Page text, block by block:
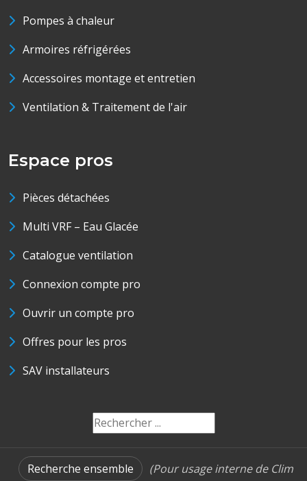
Pompes à chaleur
Armoires réfrigérées
Accessoires montage et entretien
Ventilation & Traitement de l'air
Espace pros
Pièces détachées
Multi VRF – Eau Glacée
Catalogue ventilation
Connexion compte pro
Ouvrir un compte pro
Offres pour les pros
SAV installateurs
Recherche ensemble (Pour usage interne de Clim